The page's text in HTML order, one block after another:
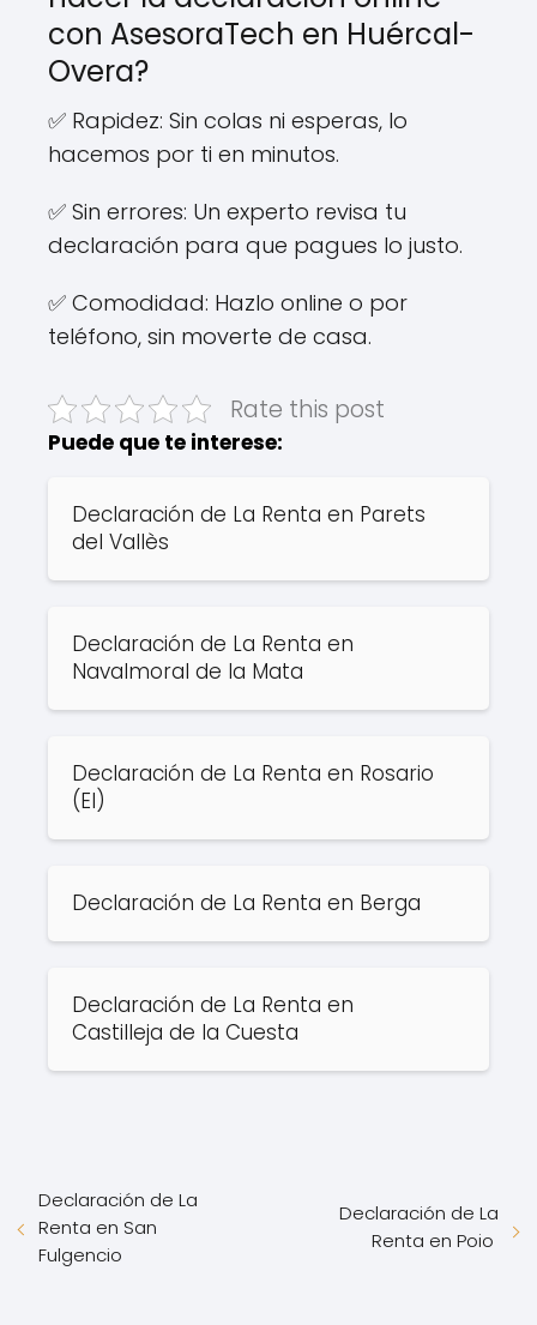
con AsesoraTech en Huércal-
Overa?
✅ Rapidez: Sin colas ni esperas, lo
hacemos por ti en minutos.
✅ Sin errores: Un experto revisa tu
declaración para que pagues lo justo.
✅ Comodidad: Hazlo online o por
teléfono, sin moverte de casa.
Rate this post
Puede que te interese:
Declaración de La Renta en Parets
del Vallès
Declaración de La Renta en
Navalmoral de la Mata
Declaración de La Renta en Rosario
(El)
Declaración de La Renta en Berga
Declaración de La Renta en
Castilleja de la Cuesta
Declaración de La
Renta en San
Fulgencio
Declaración de La
Renta en Poio